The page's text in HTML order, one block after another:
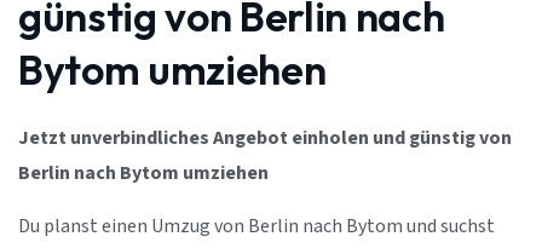
günstig von Berlin nach
Bytom umziehen
Jetzt unverbindliches Angebot einholen und günstig von
Berlin nach Bytom umziehen
Du planst einen Umzug von Berlin nach Bytom und suchst